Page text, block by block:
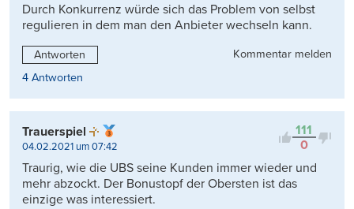
Durch Konkurrenz würde sich das Problem von selbst
regulieren in dem man den Anbieter wechseln kann.
Antworten
Kommentar melden
4 Antworten
111
0
Trauerspiel
04.02.2021 um 07:42
Traurig, wie die UBS seine Kunden immer wieder und
mehr abzockt. Der Bonustopf der Obersten ist das
einzige was interessiert.